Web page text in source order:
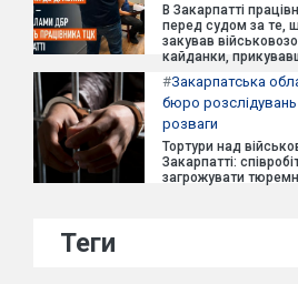
В Закарпатті
перед судом за те,
закував
кайданки,
#Закарпатська
бюро розслідувань
розваги
Тортури над
Закарпатті:
загрожувати
Теги